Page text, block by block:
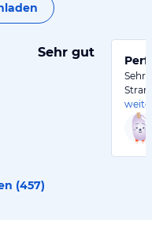
Sehr gut
Sehr
(457)